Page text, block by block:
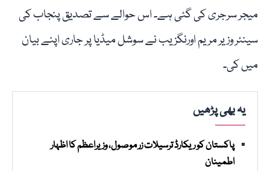
میجر سرجری کی گئی ہے۔ اس حوالے سے تصدیق پنجاب کی
سینئر وزیر مریم اورنگزیب نے سوشل میڈیا پر جاری اپنے بیان
میں کی۔
یہ بھی پڑھیں
پاکستان کو ریکارڈ ترسیلات زر موصول، وزیراعظم کا اظہار
اطمینان